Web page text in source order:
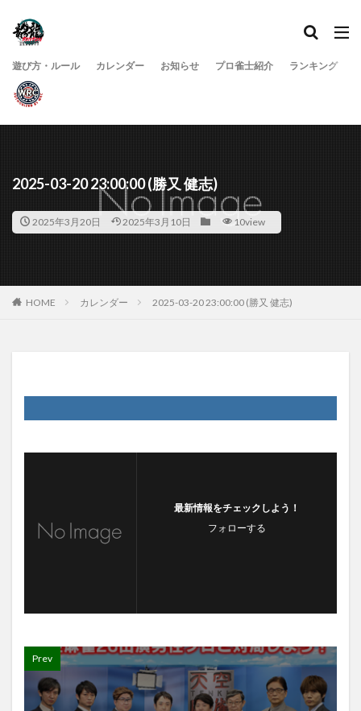
遊び方・ルール カレンダー お知らせ プロ雀士紹介 ランキング
2025-03-20 23:00:00 (勝又 健志)
2025年3月20日 2025年3月10日 10view
HOME カレンダー 2025-03-20 23:00:00 (勝又 健志)
最新情報をチェックしよう！
フォローする
Prev